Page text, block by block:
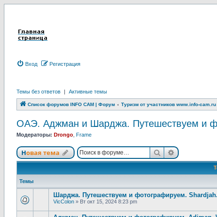
Вход Регистрация
Темы без ответов | Активные темы
Список форумов INFO CAM | Форум Туризм от участников www.info-cam.ru
ОАЭ. Аджман и Шарджа. Путешествуем и
Модераторы: Drongo Frame
Новая тема
Новая тема Поиск
Темы
Шарджа. Путешествуем и фотографируем.
VicColon » Вт окт 15, 2024 8:23 pm